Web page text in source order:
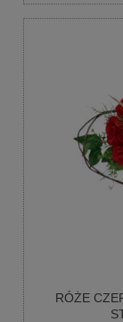
RÓŻE